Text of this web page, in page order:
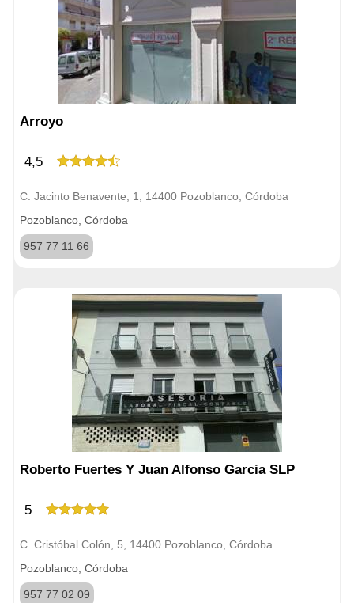
Arroyo
4,5
C. Jacinto Benavente, 1, 14400 Pozoblanco, Córdoba
Pozoblanco, Córdoba
957 77 11 66
Roberto Fuertes Y Juan Alfonso Garcia SLP
5
C. Cristóbal Colón, 5, 14400 Pozoblanco, Córdoba
Pozoblanco, Córdoba
957 77 02 09